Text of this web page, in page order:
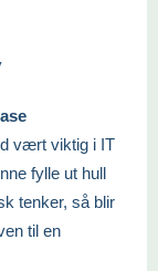
vært viktig i IT
fylle ut hull
tenker, så blir
til en